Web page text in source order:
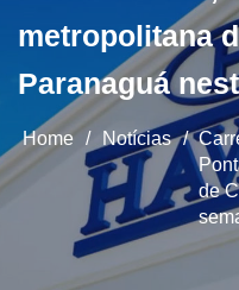
metropolitana
Paranaguá
Home / Notícias /
de